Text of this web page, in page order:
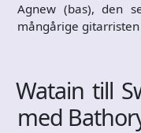
Agnew (bas), den
mångårige
Watain till
med